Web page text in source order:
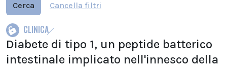
Cerca Cancella filtri
CLINICA
Diabete di tipo 1, un peptide batterico
intestinale implicato nell'innesco della